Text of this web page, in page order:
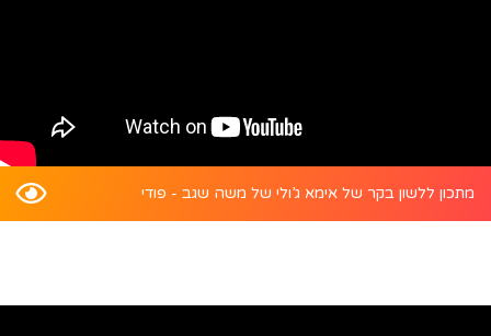
מתכון ללשון בקר של אימא ג’ולי של משה שגב - פודי